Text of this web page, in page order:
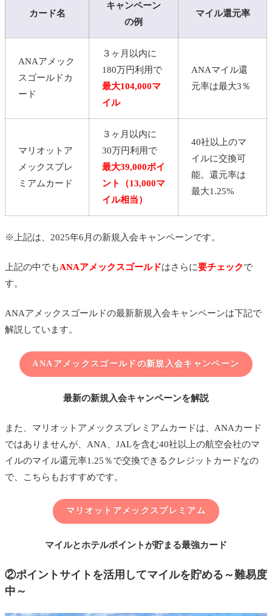
カード名
キャンペーン
の例
マイル還元率
ANAアメック
スゴールドカ
ード
３ヶ月以内に
180万円利用で
最大104,000マ
イル
ANAマイル還
元率は最大3％
マリオットア
メックスプレ
ミアムカード
３ヶ月以内に
30万円利用で
最大39,000ポイ
ント（13,000マ
イル相当）
40社以上のマ
イルに交換可
能。還元率は
最大1.25%
※上記は、2025年6月の新規入会キャンペーンです。
上記の中でもANAアメックスゴールドはさらに要チェックで
す。
ANAアメックスゴールドの最新新規入会キャンペーンは下記で
解説しています。
ANAアメックスゴールドの新規入会キャンペーン
最新の新規入会キャンペーンを解説
また、マリオットアメックスプレミアムカードは、ANAカード
ではありませんが、ANA、JALを含む40社以上の航空会社のマ
イルのマイル還元率1.25％で交換できるクレジットカードなの
で、こちらもおすすめです。
マリオットアメックスプレミアム
マイルとホテルポイントが貯まる最強カード
②ポイントサイトを活用してマイルを貯める～難易度
中～